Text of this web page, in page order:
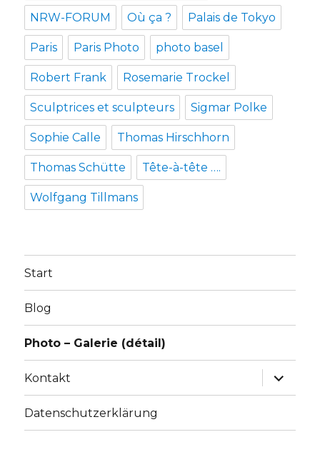
NRW-FORUM Où ça ? Palais de Tokyo
Paris Paris Photo photo basel
Robert Frank Rosemarie Trockel
Sculptrices et sculpteurs Sigmar Polke
Sophie Calle Thomas Hirschhorn
Thomas Schütte Tête-à-tête ….
Wolfgang Tillmans
Start
Blog
Photo – Galerie (détail)
Kontakt
Datenschutzerklärung